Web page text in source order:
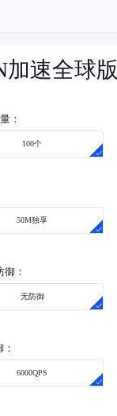
加速全球版
：
100个
50M独享
御：
无防御
6000QPS